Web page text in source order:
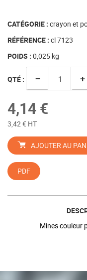
CATÉGORIE : crayon et
RÉFÉRENCE : cl 7123
POIDS : 0,025 kg
QTÉ : − +
4,14 €
3,42 € HT
AJOUTER AU
PDF
Mines couleur